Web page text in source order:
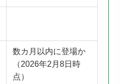
数カ月以内に登場か
（2026年2月8日時
点）